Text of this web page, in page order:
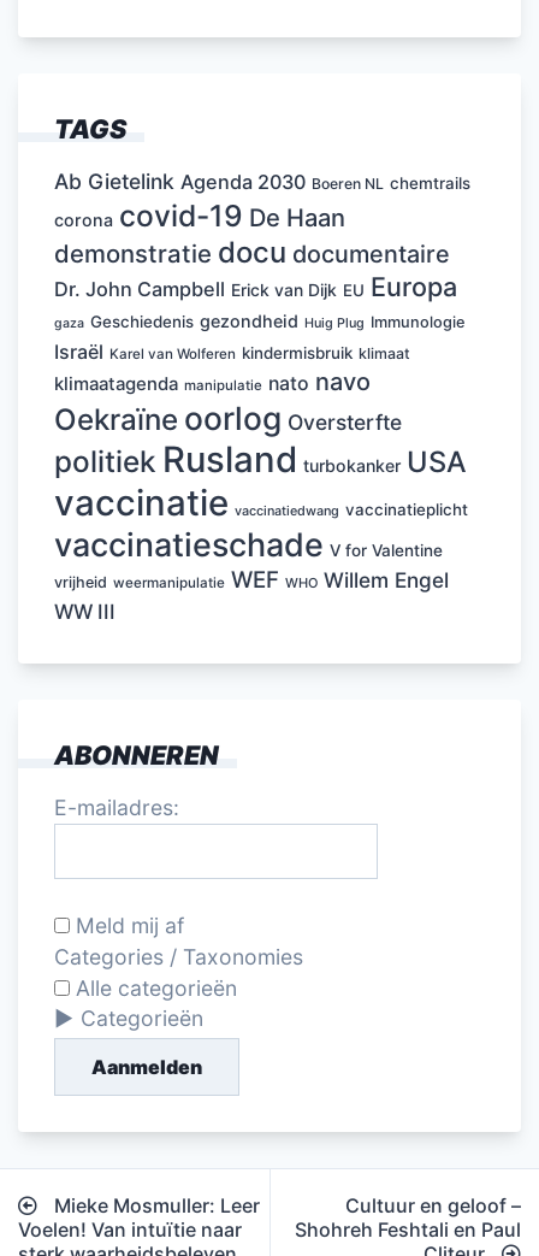
TAGS
Ab Gietelink Agenda 2030 Boeren NL chemtrails
corona covid-19 De Haan
demonstratie docu documentaire
Dr. John Campbell Erick van Dijk EU Europa
gaza Geschiedenis gezondheid Huig Plug Immunologie
Israël Karel van Wolferen kindermisbruik klimaat
klimaatagenda manipulatie nato navo
Oekraïne oorlog Oversterfte
politiek Rusland turbokanker USA
vaccinatie vaccinatiedwang vaccinatieplicht
vaccinatieschade V for Valentine
vrijheid weermanipulatie WEF WHO Willem Engel
WW III
ABONNEREN
E-mailadres:
Meld mij af
Categories / Taxonomies
Alle categorieën
Categorieën
Aanmelden
Bericht
navigatie
Mieke Mosmuller: Leer
Voelen! Van intuïtie naar
Cultuur en geloof –
Shohreh Feshtali en Paul